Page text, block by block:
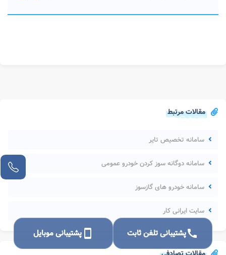
مقالات مرتبط
سامانه تخصیص تایر
سامانه دوگانه سوز کردن خودرو عمومی
سامانه خودرو های گازسوز
سایت ایرانی کار
callپشتیبانی تلفن ثابت smartphoneپشتیبانی موبایل